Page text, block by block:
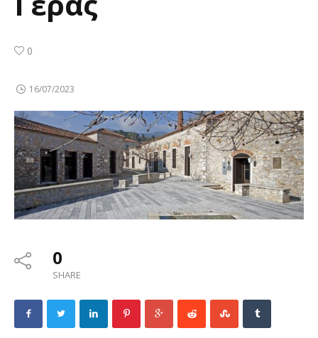
0
16/07/2023
0
SHARE